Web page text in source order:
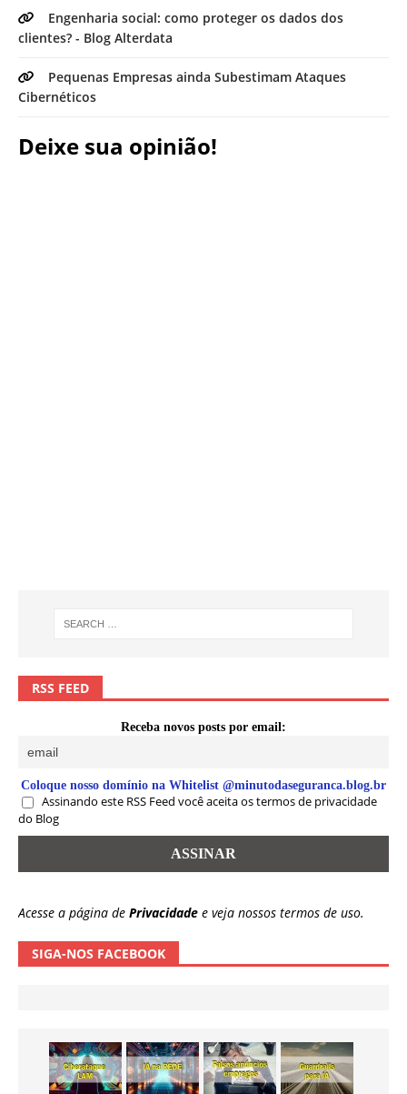
Engenharia social: como proteger os dados dos
clientes? - Blog Alterdata
Pequenas Empresas ainda Subestimam Ataques
Cibernéticos
Deixe sua opinião!
RSS FEED
Receba novos posts por email:
Coloque nosso domínio na Whitelist @minutodaseguranca.blog.br
Assinando este RSS Feed você aceita os termos de privacidade
do Blog
Acesse a página de Privacidade e veja nossos termos de uso.
SIGA-NOS FACEBOOK